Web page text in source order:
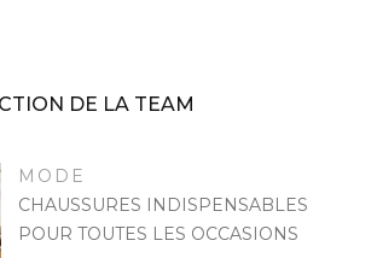
DE LA TEAM
MODE
CHAUSSURES INDISPENSABLES
POUR TOUTES LES OCCASIONS